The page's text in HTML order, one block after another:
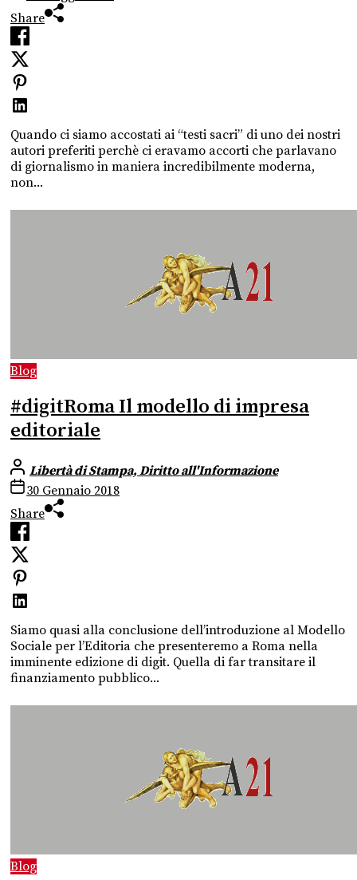
Share
Quando ci siamo accostati ai “testi sacri” di uno dei nostri
autori preferiti perchè ci eravamo accorti che parlavano
di giornalismo in maniera incredibilmente moderna,
non...
Blog
#digitRoma Il modello di impresa
editoriale
Libertà di Stampa, Diritto all'Informazione
30 Gennaio 2018
Share
Siamo quasi alla conclusione dell’introduzione al Modello
Sociale per l’Editoria che presenteremo a Roma nella
imminente edizione di digit. Quella di far transitare il
finanziamento pubblico...
Blog